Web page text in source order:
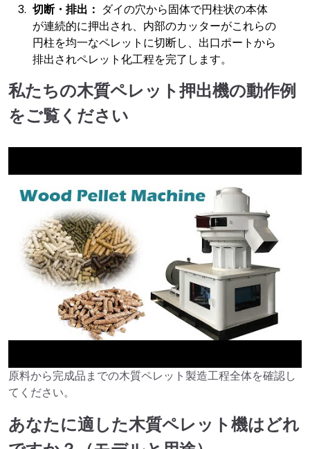
切断・排出： ダイの穴から固体で円柱状の本体
が連続的に押出され、内部のカッターがこれらの
円柱を均一なペレットに切断し、出口ポートから
排出されペレット化工程を完了します。
私たちの木質ペレット押出機の動作例
をご覧ください
►
原料から完成品までの木質ペレット製造工程全体を確認し
てください。
あなたに適した木質ペレット機はどれ